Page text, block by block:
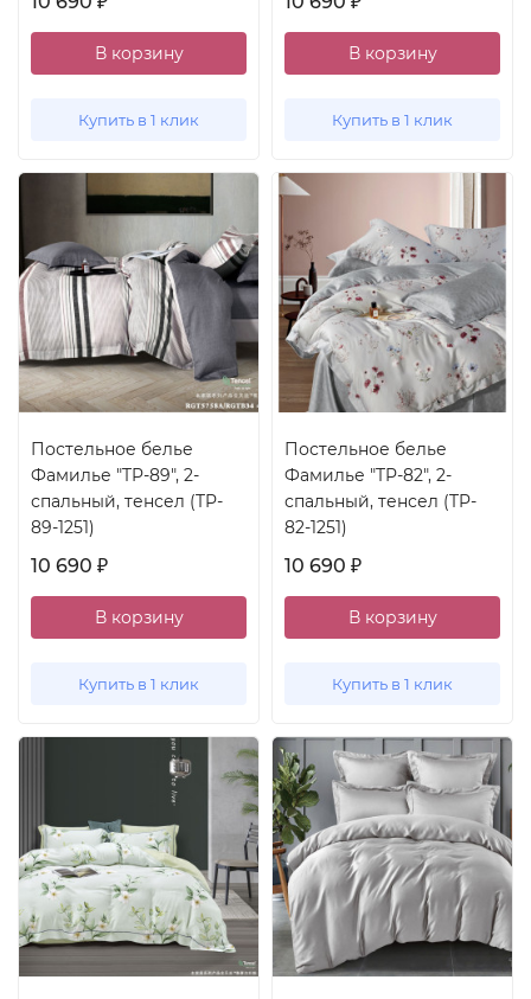
В корзину
Купить в 1 клик
В корзину
Купить в 1 клик
Постельное белье
Фамилье "TP-89", 2-
спальный, тенсел (TP-
89-1251)
10 690 ₽
В корзину
Купить в 1 клик
Постельное белье
Фамилье "TP-82", 2-
спальный, тенсел (TP-
82-1251)
10 690 ₽
В корзину
Купить в 1 клик